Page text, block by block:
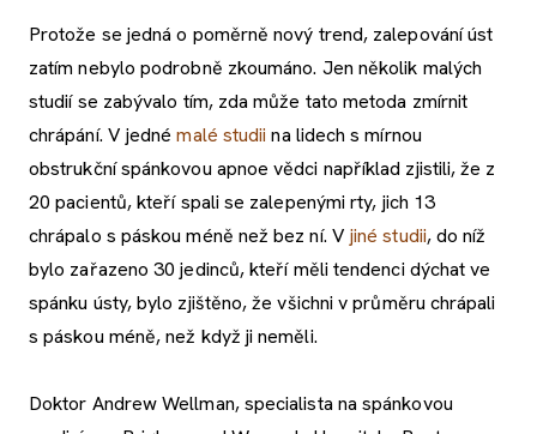
Protože se jedná o poměrně nový trend, zalepování úst
zatím nebylo podrobně zkoumáno. Jen několik malých
studií se zabývalo tím, zda může tato metoda zmírnit
chrápání. V jednémalé studii na lidech s mírnou
obstrukční spánkovou apnoe vědci například zjistili, že z
20 pacientů, kteří spali se zalepenými rty, jich 13
chrápalo s páskou méně než bez ní. V jiné studii, do níž
bylo zařazeno 30 jedinců, kteří měli tendenci dýchat ve
spánku ústy, bylo zjištěno, že všichni v průměru chrápali
s páskou méně, než když ji neměli.
Doktor Andrew Wellman, specialista na spánkovou